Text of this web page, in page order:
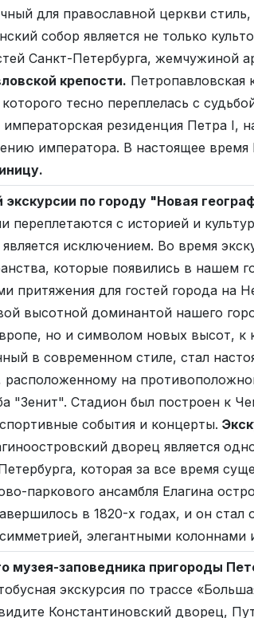
для православной церкви
собор является не только
Санкт-Петербурга, жемчужиной
крепости. Петропавловская
тесно переплелась с
императорская резиденция Петра
императора. В настоящее время
по городу "Новая
переплетаются с историей и
исключением. Во время
которые появились в нашем
притяжения для гостей города на
высотной доминантой нашего
но и символом новых высот, к
в современном стиле, стал
на
"Зенит". Стадион был построен к
события и концерты.
дворец является
которая за все время
паркового ансамбля Елагина
в 1820-х годах, и он
элегантными колоннами
музея-заповедника пригороды
экскурсия по трассе
Константиновский дворец,